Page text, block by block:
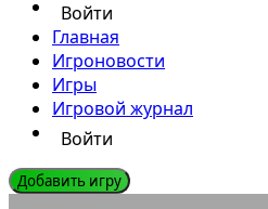
Войти
Главная
Игроновости
Игры
Игровой журнал
Войти
Добавить игру